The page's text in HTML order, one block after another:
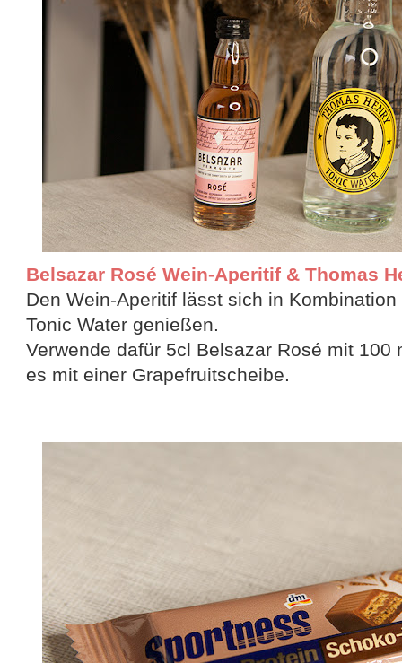
Belsazar Rosé Wein-Aperitif & Thomas
Den Wein-Aperitif lässt sich in
Tonic Water genießen.
Verwende dafür 5cl Belsazar Rosé mit 100
es mit einer Grapefruitscheibe.